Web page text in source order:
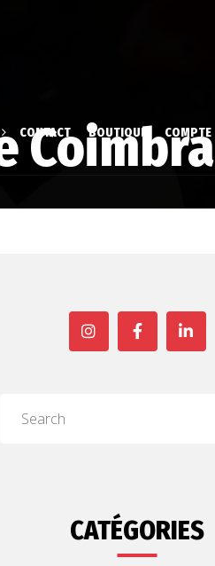
CONTACT BOUTIQUE COMPTE
Coimbra
CATÉGORIES